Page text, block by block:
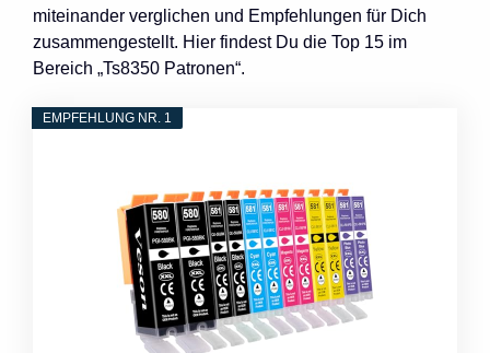
miteinander verglichen und Empfehlungen für Dich
zusammengestellt. Hier findest Du die Top 15 im
Bereich „Ts8350 Patronen“.
EMPFEHLUNG NR. 1